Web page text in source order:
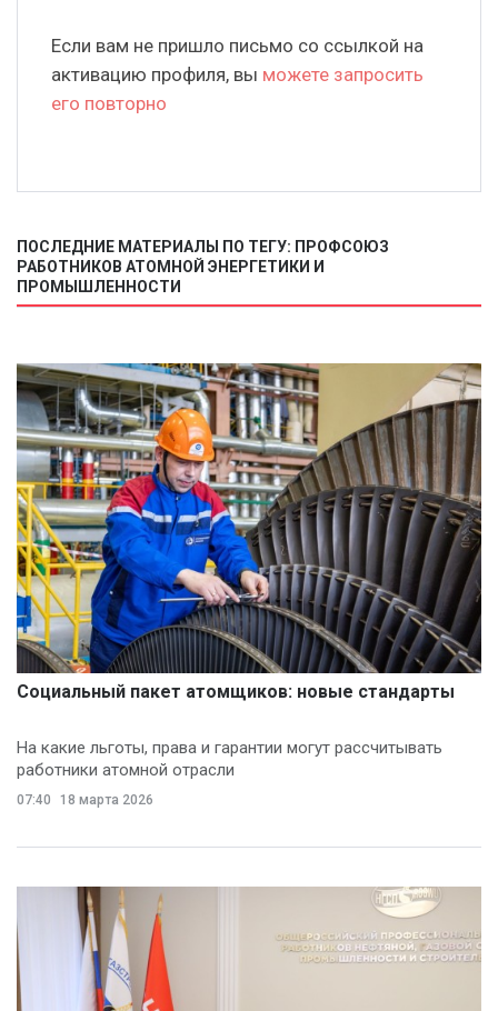
Если вам не пришло письмо со ссылкой на
активацию профиля, вы можете запросить
его повторно
ПОСЛЕДНИЕ МАТЕРИАЛЫ ПО ТЕГУ: ПРОФСОЮЗ
РАБОТНИКОВ АТОМНОЙ ЭНЕРГЕТИКИ И
ПРОМЫШЛЕННОСТИ
Социальный пакет атомщиков: новые стандарты
На какие льготы, права и гарантии могут рассчитывать
работники атомной отрасли
07:40 18 марта 2026